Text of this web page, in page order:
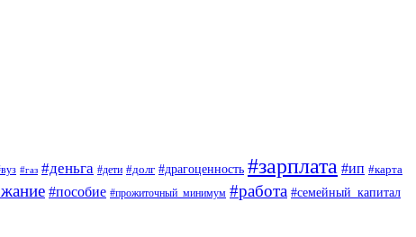
#газ #деньга #дети #долг #драгоценность #зарплата #ип #карта
#пособие #прожиточный_минимум #работа #семейный_капитал